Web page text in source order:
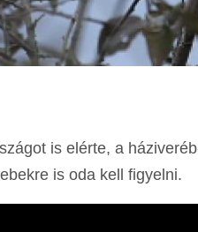
is elérte, a
is oda kell figyelni.